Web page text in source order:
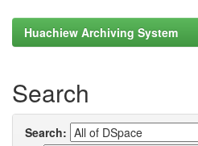
Huachiew Archiving System
Search
Search: